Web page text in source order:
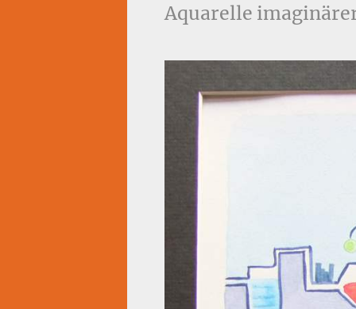
Aquarelle